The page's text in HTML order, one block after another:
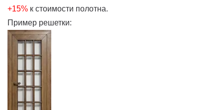
+15% к стоимости полотна.
Пример решетки: